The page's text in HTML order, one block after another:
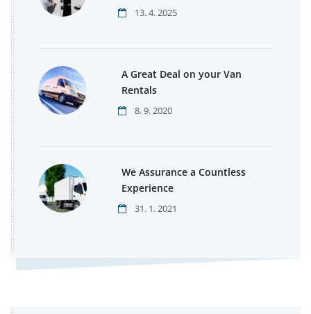
13. 4. 2025
A Great Deal on your Van
Rentals
8. 9. 2020
We Assurance a Countless
Experience
31. 1. 2021